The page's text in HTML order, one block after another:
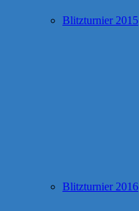
Blitzturnier 2015
Blitzturnier 2016